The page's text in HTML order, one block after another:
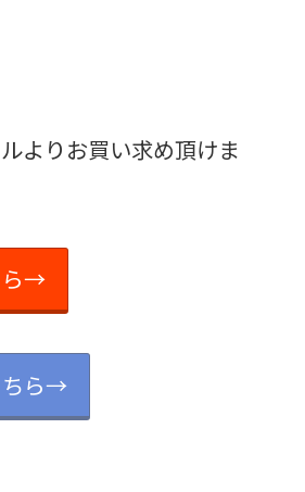
よりお買い求め頂けま
ら→
ちら→